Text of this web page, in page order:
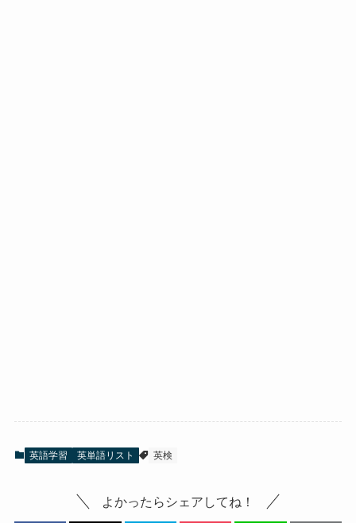
英語学習 英単語リスト 英検
よかったらシェアしてね！